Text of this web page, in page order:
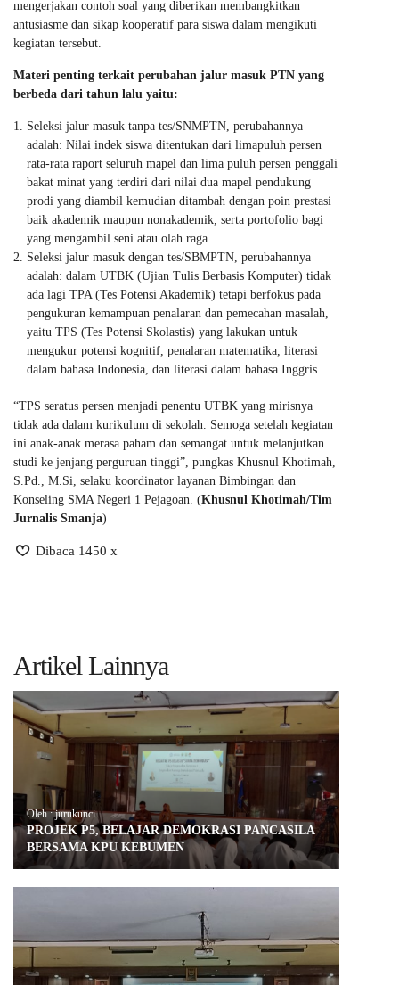
mengerjakan contoh soal yang diberikan membangkitkan
antusiasme dan sikap kooperatif para siswa dalam mengikuti
kegiatan tersebut.
Materi penting terkait perubahan jalur masuk PTN yang
berbeda dari tahun lalu yaitu:
Seleksi jalur masuk tanpa tes/SNMPTN, perubahannya
adalah: Nilai indek siswa ditentukan dari limapuluh persen
rata-rata raport seluruh mapel dan lima puluh persen penggali
bakat minat yang terdiri dari nilai dua mapel pendukung
prodi yang diambil kemudian ditambah dengan poin prestasi
baik akademik maupun nonakademik, serta portofolio bagi
yang mengambil seni atau olah raga.
Seleksi jalur masuk dengan tes/SBMPTN, perubahannya
adalah: dalam UTBK (Ujian Tulis Berbasis Komputer) tidak
ada lagi TPA (Tes Potensi Akademik) tetapi berfokus pada
pengukuran kemampuan penalaran dan pemecahan masalah,
yaitu TPS (Tes Potensi Skolastis) yang lakukan untuk
mengukur potensi kognitif, penalaran matematika, literasi
dalam bahasa Indonesia, dan literasi dalam bahasa Inggris.
“TPS seratus persen menjadi penentu UTBK yang mirisnya
tidak ada dalam kurikulum di sekolah. Semoga setelah kegiatan
ini anak-anak merasa paham dan semangat untuk melanjutkan
studi ke jenjang perguruan tinggi”, pungkas Khusnul Khotimah,
S.Pd., M.Si, selaku koordinator layanan Bimbingan dan
Konseling SMA Negeri 1 Pejagoan. (Khusnul Khotimah/Tim
Jurnalis Smanja)
Dibaca 1450 x
Artikel Lainnya
Oleh : jurukunci
PROJEK P5, BELAJAR DEMOKRASI PANCASILA
BERSAMA KPU KEBUMEN